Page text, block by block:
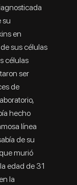
su
en
sus células
células
ser
de
hecho
línea
de su
murió
edad de 31
la